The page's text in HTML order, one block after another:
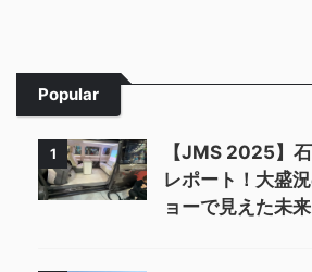
Popular
1
【JMS 2025】
レポート！大盛
ョーで見えた未来